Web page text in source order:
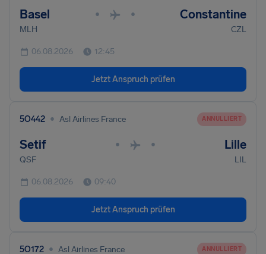
Basel • • Constantine
MLH CZL
06.08.2026 12:45
Jetzt Anspruch prüfen
5O442 • Asl Airlines France ANNULLIERT
Setif • • Lille
QSF LIL
06.08.2026 09:40
Jetzt Anspruch prüfen
5O172 • Asl Airlines France ANNULLIERT